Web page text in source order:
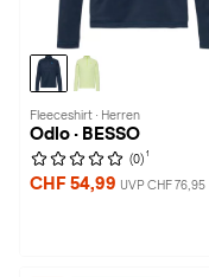
Fleeceshirt · Herren
Odlo · BESSO
(0) 1
CHF 54,99 UVP CHF 76,95